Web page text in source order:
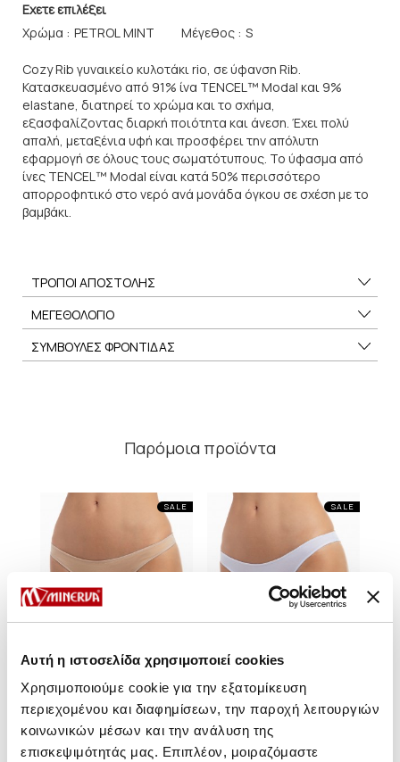
Αυτή η ιστοσελίδα χρησιμοποιεί cookies
Χρησιμοποιούμε cookie για την εξατομίκευση
περιεχομένου και διαφημίσεων, την παροχή λειτουργιών
κοινωνικών μέσων και την ανάλυση της
επισκεψιμότητάς μας. Επιπλέον, μοιραζόμαστε
Εχετε επιλέξει
Χρώμα :
Μέγεθος :
Cozy Rib γυναικείο κυλοτάκι rio, σε ύφανση Rib.
Κατασκευασμένο από 91% ίνα TENCEL™ Modal και 9%
elastane, διατηρεί το χρώμα και το σχήμα,
εξασφαλίζοντας διαρκή ποιότητα και άνεση. Έχει πολύ
απαλή, μεταξένια υφή και προσφέρει την απόλυτη
εφαρμογή σε όλους τους σωματότυπους. Το ύφασμα από
ίνες TENCEL™ Modal είναι κατά 50% περισσότερο
απορροφητικό στο νερό ανά μονάδα όγκου σε σχέση με το
βαμβάκι.
ΤΡΟΠΟΙ ΑΠΟΣΤΟΛΗΣ
ΜΕΓΕΘΟΛΟΓΙΟ
ΣΥΜΒΟΥΛΕΣ ΦΡΟΝΤΙΔΑΣ
Παρόμοια προϊόντα
SALE
Cotton Touch Βαμβακερό
SALE
Cotton Touch Βαμβακερό